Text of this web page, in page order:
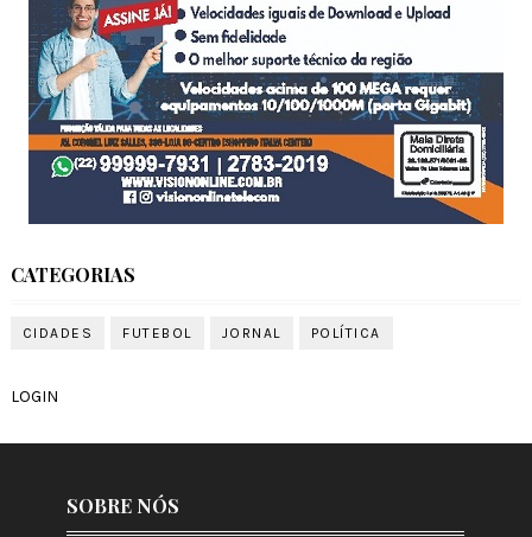
CATEGORIAS
CIDADES FUTEBOL JORNAL POLÍTICA
LOGIN
SOBRE NÓS